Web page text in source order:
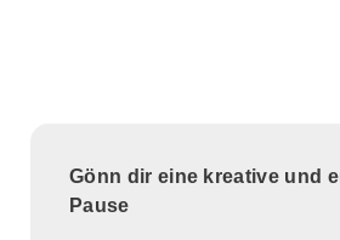
Gönn dir eine kreative und
Pause